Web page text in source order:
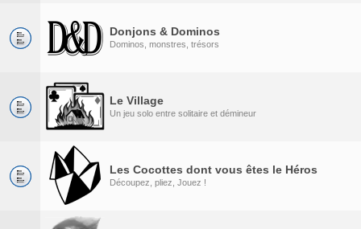
Donjons & Dominos
Dominos, monstres, trésors
Le Village
Un jeu solo entre solitaire et démineur
Les Cocottes dont vous êtes le Héros
Découpez, pliez, Jouez !